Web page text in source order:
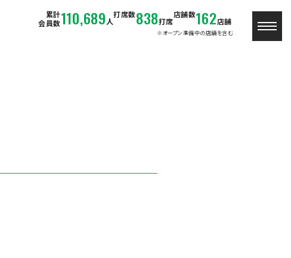
累計
会員数110,689 人
打席数838打席
店舗数162店舗
※オープン準備中の店舗を含む